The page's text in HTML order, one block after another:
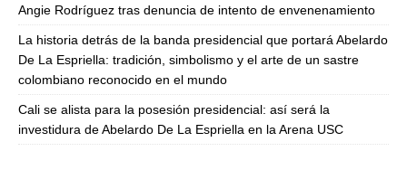
Angie Rodríguez tras denuncia de intento de envenenamiento
La historia detrás de la banda presidencial que portará Abelardo
De La Espriella: tradición, simbolismo y el arte de un sastre
colombiano reconocido en el mundo
Cali se alista para la posesión presidencial: así será la
investidura de Abelardo De La Espriella en la Arena USC